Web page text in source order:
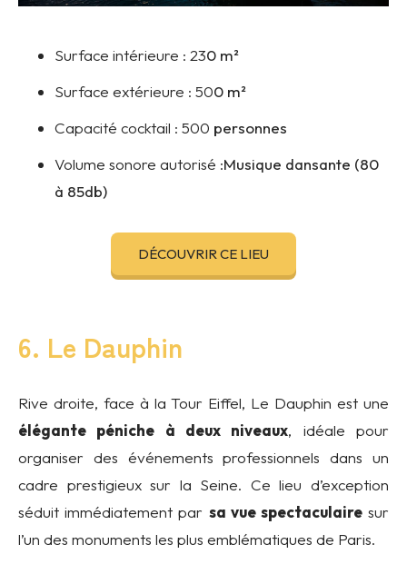
Surface intérieure : 230 m²
Surface extérieure : 500 m²
Capacité cocktail : 500 personnes
Volume sonore autorisé :Musique dansante (80
à 85db)
DÉCOUVRIR CE LIEU
6. Le Dauphin
Rive droite, face à la Tour Eiffel, Le Dauphin est une
élégante péniche à deux niveaux, idéale pour
organiser des événements professionnels dans un
cadre prestigieux sur la Seine. Ce lieu d’exception
séduit immédiatement par sa vue spectaculairesur
l’un des monuments les plus emblématiques de Paris.